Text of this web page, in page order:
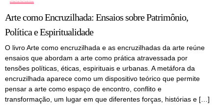
Arte como Encruzilhada: Ensaios sobre Patrimônio,
Política e Espiritualidade
O livro Arte como encruzilhada e as encruzilhadas da arte reúne
ensaios que abordam a arte como prática atravessada por
tensões políticas, éticas, espirituais e urbanas. A metáfora da
encruzilhada aparece como um dispositivo teórico que permite
pensar a arte como espaço de encontro, conflito e
transformação, um lugar em que diferentes forças, histórias e […]